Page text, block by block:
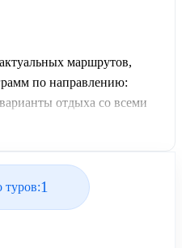
маршрутов,
по направлению:
отдыха со всеми
United Travel Systems.
туров:1